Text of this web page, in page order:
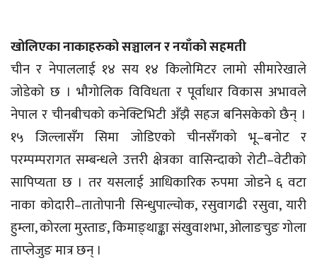
खोलिएका नाकाहरुको सञ्चालन र नयाँको सहमती
चीन र नेपाललाई १४ सय १४ किलोमिटर लामो सीमारेखाले
जोडेको छ । भौगोलिक विविधता र पूर्वाधार विकास अभावले
नेपाल र चीनबीचको कनेक्टिभिटी अँझै सहज बनिसकेको छैन् ।
१५ जिल्लासँग सिमा जोडिएको चीनसँगको भू–बनोट र
परम्पम्परागत सम्बन्धले उत्तरी क्षेत्रका वासिन्दाको रोटी–वेटीको
सापिप्यता छ । तर यसलाई आधिकारिक रुपमा जोडने ६ वटा
नाका कोदारी–तातोपानी सिन्धुपाल्चोक, रसुवागढी रसुवा, यारी
हुम्ला, कोरला मुस्ताङ, किमाङ्थाङ्का संखुवाशभा, ओलाङचुङ गोला
ताप्लेजुङ मात्र छन् ।